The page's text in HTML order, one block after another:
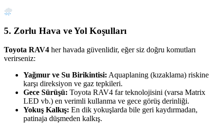
5. Zorlu Hava ve Yol Koşulları
Toyota RAV4 her havada güvenlidir, eğer siz doğru komutları
verirseniz:
Yağmur ve Su Birikintisi: Aquaplaning (kızaklama) riskine
karşı direksiyon ve gaz tepkileri.
Gece Sürüşü: Toyota RAV4 far teknolojisini (varsa Matrix
LED vb.) en verimli kullanma ve gece görüş derinliği.
Yokuş Kalkış: En dik yokuşlarda bile geri kaydırmadan,
patinaja düşmeden kalkış.